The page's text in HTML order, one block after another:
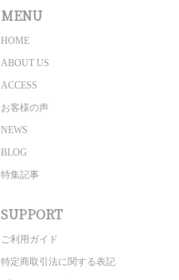
MENU
HOME
ABOUT US
ACCESS
お客様の声
NEWS
BLOG
特集記事
SUPPORT
ご利用ガイド
特定商取引法に関する表記